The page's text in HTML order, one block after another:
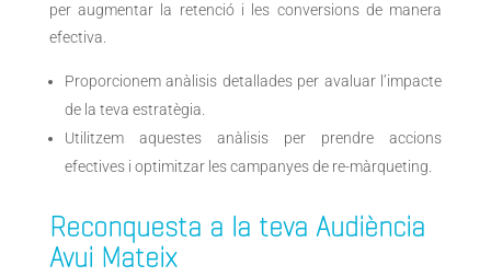
per augmentar la retenció i les conversions de manera
efectiva.
Proporcionem anàlisis detallades per avaluar l’impacte
de la teva estratègia.
Utilitzem aquestes anàlisis per prendre accions
efectives i optimitzar les campanyes de re-màrqueting.
Reconquesta a la teva Audiència
Avui Mateix